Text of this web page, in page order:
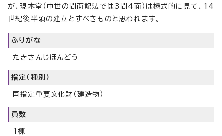
が、現本堂（中世の間面記法では3間4面）は様式的に見て、14
世紀後半頃の建立とすべきものと思われます。
ふりがな
たきさんじほんどう
指定（種別）
国指定重要文化財（建造物）
員数
1棟